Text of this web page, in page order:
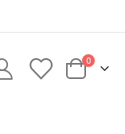
Cart
0elementi